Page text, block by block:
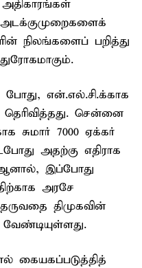
நிலங்களைப் பறித்து
போது, என்.எல்.சி.க்காக
தெரிவித்தது. சென்னை
சுமார் 7000 ஏக்கர்
அதற்கு எதிராக
இப்போது
அரசே
திமுகவின்
கையகப்படுத்தித்